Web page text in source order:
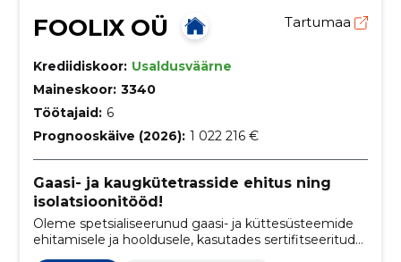
FOOLIX OÜ Tartumaa
Krediidiskoor: Usaldusväärne
Maineskoor: 3340
Töötajaid: 6
Prognooskäive (2026): 1 022 216 €
Gaasi- ja kaugkütetrasside ehitus ning
isolatsioonitööd!
Oleme spetsialiseerunud gaasi- ja küttesüsteemide
ehitamisele ja hooldusele, kasutades sertifitseeritud